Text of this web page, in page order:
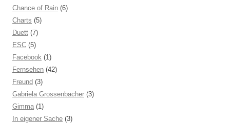
Chance of Rain (6)
Charts (5)
Duett (7)
ESC (5)
Facebook (1)
Fernsehen (42)
Freund (3)
Gabriela Grossenbacher (3)
Gimma (1)
In eigener Sache (3)